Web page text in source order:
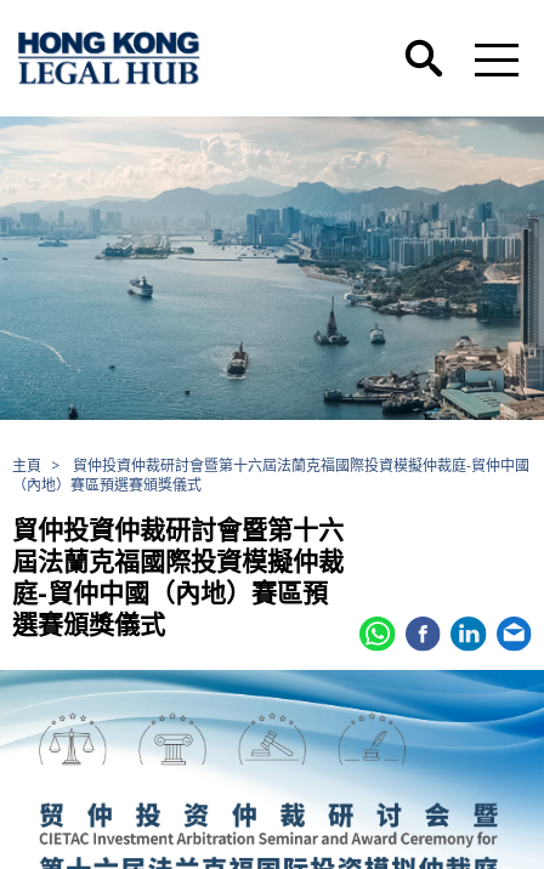
主頁 >
貿仲投資仲裁研討會暨第十六屆法蘭克福國際投資模擬仲裁庭-貿仲中國
（內地）賽區預選賽頒獎儀式
貿仲投資仲裁研討會暨第十六
屆法蘭克福國際投資模擬仲裁
庭-貿仲中國（內地）賽區預
選賽頒獎儀式